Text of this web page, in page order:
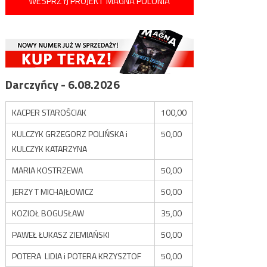
Darczyńcy - 6.08.2026
KACPER STAROŚCIAK
100,00
KULCZYK GRZEGORZ POLIŃSKA i
KULCZYK KATARZYNA
50,00
MARIA KOSTRZEWA
50,00
JERZY T MICHAJŁOWICZ
50,00
KOZIOŁ BOGUSŁAW
35,00
PAWEŁ ŁUKASZ ZIEMIAŃSKI
50,00
POTERA LIDIA i POTERA KRZYSZTOF
50,00